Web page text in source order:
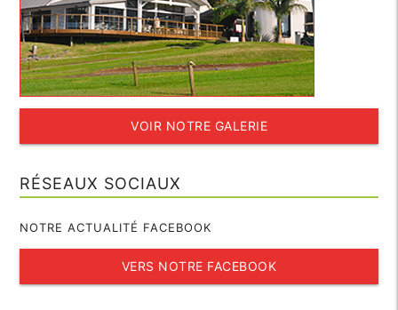
VOIR NOTRE GALERIE
RÉSEAUX SOCIAUX
NOTRE ACTUALITÉ FACEBOOK
VERS NOTRE FACEBOOK